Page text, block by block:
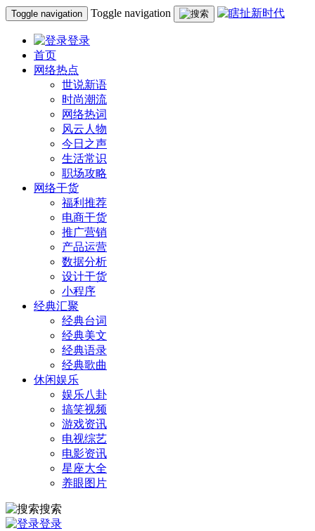
Toggle navigation Toggle navigation
登录
首页
网络热点
世说新语
时尚潮流
网络热词
风云人物
今日之声
生活常识
职场攻略
网络干货
福利推荐
电商干货
推广营销
产品运营
数据分析
设计干货
小程序
经典汇聚
经典台词
经典美文
经典语录
经典歌曲
休闲娱乐
娱乐八卦
搞笑视频
游戏资讯
电视综艺
电影资讯
星座大全
养眼图片
搜索
登录